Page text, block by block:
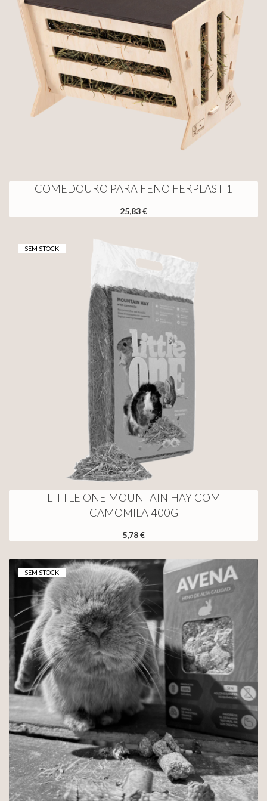
COMEDOURO PARA FENO FERPLAST 1
25,83 €
SEM STOCK
LITTLE ONE MOUNTAIN HAY COM
CAMOMILA 400G
5,78 €
SEM STOCK